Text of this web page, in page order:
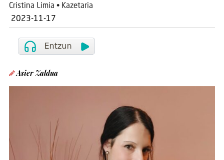
Cristina Limia • Kazetaria
2023-11-17
Asier Zaldua